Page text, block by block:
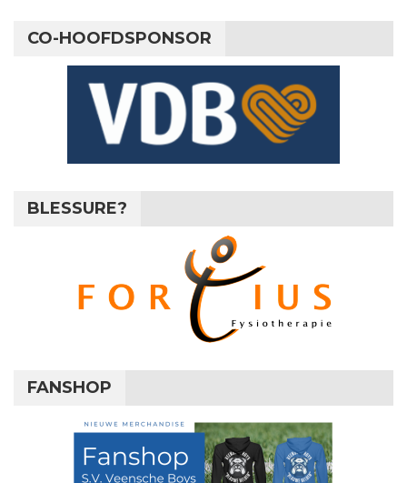
CO-HOOFDSPONSOR
BLESSURE?
FANSHOP